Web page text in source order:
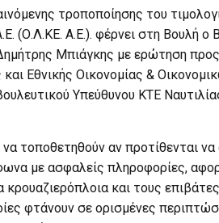
τροποποίησης του
(Ο.Λ.ΚΕ. Α.Ε.). φέρνει στη Βουλή ο
Μπιάγκης με ερώτηση
Εθνικής Οικονομίας &
Υπεύθυνου ΚΤΕ
τοποθετηθούν αν προτίθενται
με ασφαλείς πληροφορίες,
και τους
φτάνουν σε ορισμένες